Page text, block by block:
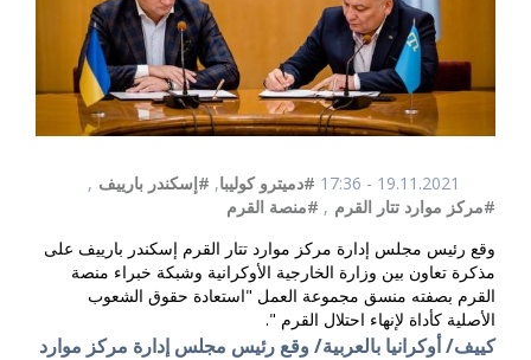
19.11.2021 - 17:36 #دميترو كوليبا, #إسكندر بارييف ,
#مركز موارد تتار القرم , #منصة القرم
وقع رئيس مجلس إدارة مركز موارد تتار القرم إسكندر بارييف على
مذكرة تعاون بين وزارة الخارجية الأوكرانية وشبكة خبراء منصة
القرم بصفته منسق مجموعة العمل "استعادة حقوق الشعوب
الأصلية كأداة لإنهاء احتلال القرم ".
كييف/ أوكرانيا بالعربية/ وقع رئيس مجلس إدارة مركز موارد